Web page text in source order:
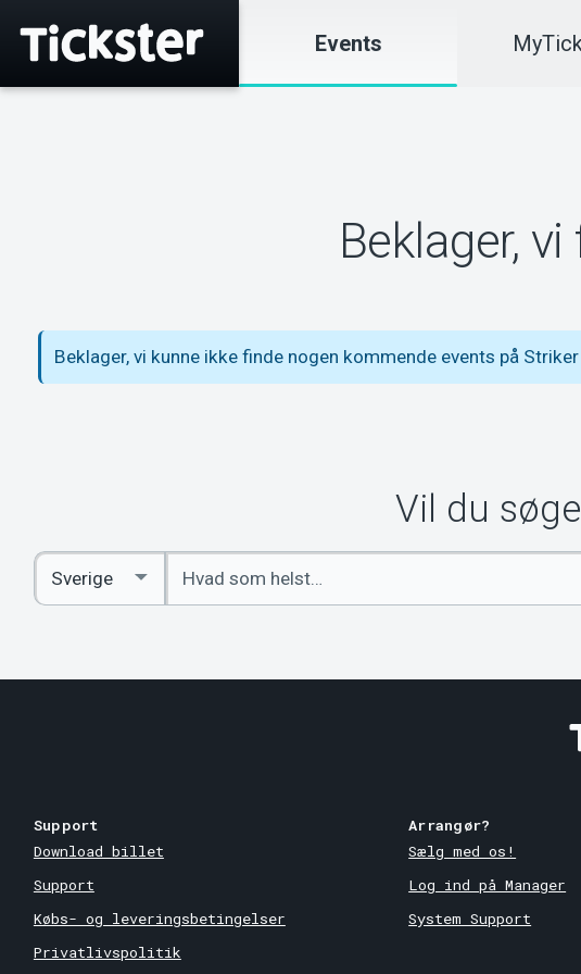
Events
Beklager,
Beklager, vi kunne ikke finde nogen kommende events på
Vil du
Indtast
søgeord
Select
Country
Support
Download billet
Support
Købs- og leveringsbetingelser
Privatlivspolitik
Arrangør?
Sælg med os!
Log ind på Manager
System Support